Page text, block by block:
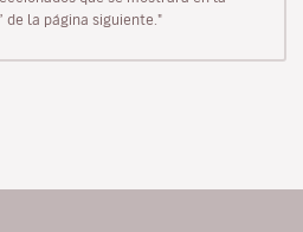
de la página siguiente."